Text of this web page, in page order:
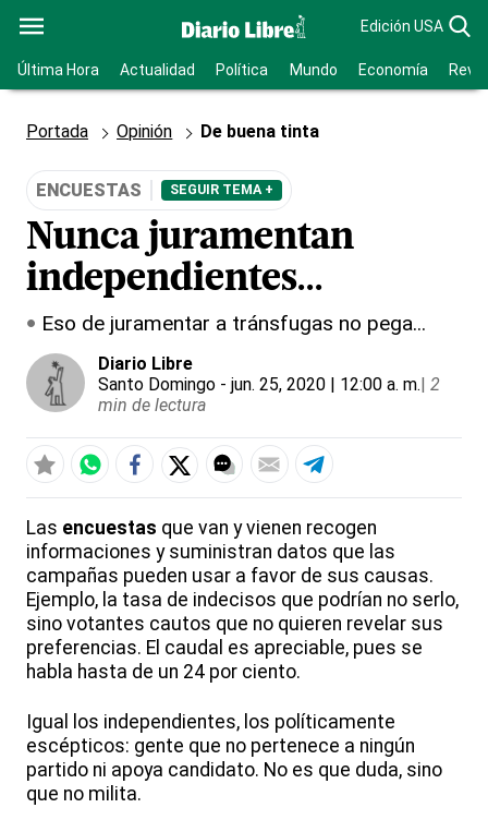
Edición USA
Última Hora Actualidad Política Mundo Economía
Portada Opinión De buena tinta
ENCUESTAS SEGUIR TEMA +
Nunca juramentan
independientes...
Eso de juramentar a tránsfugas no pega...
Diario Libre
Santo Domingo - jun. 25, 2020 | 12:00 a. m.| 2
min de lectura
Las encuestas que van y vienen recogen
informaciones y suministran datos que las
campañas pueden usar a favor de sus causas.
Ejemplo, la tasa de indecisos que podrían no serlo,
sino votantes cautos que no quieren revelar sus
preferencias. El caudal es apreciable, pues se
habla hasta de un 24 por ciento.
Igual los independientes, los políticamente
escépticos: gente que no pertenece a ningún
partido ni apoya candidato. No es que duda, sino
que no milita.